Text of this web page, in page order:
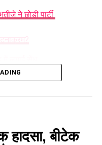
ने छोड़ी पार्टी
सियासी हलचल
से ठीक पहले
हादसा, बीटेक